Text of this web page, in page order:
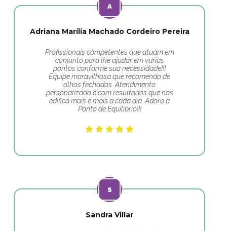
Adriana Marília Machado Cordeiro Pereira
Profissionais competentes que atuam em
conjunto para lhe ajudar em varias
pontos conforme sua necessidade!!!
Equipe maravilhosa que recomendo de
olhos fechados. Atendimento
personalizado e com resultados que nos
edifica mais e mais a cada dia. Adoro a
Ponto de Equilíbrio!!!
Sandra Villar